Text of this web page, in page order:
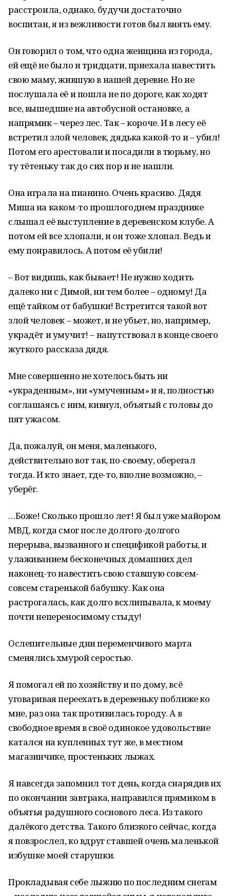
расстроила, однако, будучи достаточно
воспитан, я из вежливости готов был внять ему.
Он говорил о том, что одна женщина из города,
ей ещё не было и тридцати, приехала навестить
свою маму, жившую в нашей деревне. Но не
послушала её и пошла не по дороге, как ходят
все, вышедшие на автобусной остановке, а
напрямик – через лес. Так – короче. И в лесу её
встретил злой человек, дядька какой-то и – убил!
Потом его арестовали и посадили в тюрьму, но
ту тётеньку так до сих пор и не нашли.
Она играла на пианино. Очень красиво. Дядя
Миша на каком-то прошлогоднем празднике
слышал её выступление в деревенском клубе. А
потом ей все хлопали, и он тоже хлопал. Ведь и
ему понравилось. А потом её убили!
– Вот видишь, как бывает! Не нужно ходить
далеко ни с Димой, ни тем более – одному! Да
ещё тайком от бабушки! Встретится такой вот
злой человек – может, и не убьет, но, например,
украдёт и умучит! – напутствовал в конце своего
жуткого рассказа дядя.
Мне совершенно не хотелось быть ни
«украденным», ни «умученным» и я, полностью
соглашаясь с ним, кивнул, объятый с головы до
пят ужасом.
Да, пожалуй, он меня, маленького,
действительно вот так, по-своему, оберегал
тогда. И кто знает, где-то, вполне возможно, –
уберёг.
…Боже! Сколько прошло лет! Я был уже майором
МВД, когда смог после долгого-долгого
перерыва, вызванного и спецификой работы, и
улаживанием бесконечных домашних дел
наконец-то навестить свою ставшую совсем-
совсем старенькой бабушку. Как она
растрогалась, как долго всхлипывала, к моему
почти непереносимому стыду!
Ослепительные дни переменчивого марта
сменялись хмурой серостью.
Я помогал ей по хозяйству и по дому, всё
уговаривая переехать в деревеньку поближе ко
мне, раз она так противилась городу. А в
свободное время в своё одинокое удовольствие
катался на купленных тут же, в местном
магазинчике, простеньких лыжах.
Я навсегда запомнил тот день, когда снарядив их
по окончании завтрака, направился прямиком в
объятья радушного соснового леса. Из такого
далёкого детства. Такого близкого сейчас, когда
я повзрослел, ко вдруг ставшей очень маленькой
избушке моей старушки.
Прокладывая себе лыжню по последним снегам